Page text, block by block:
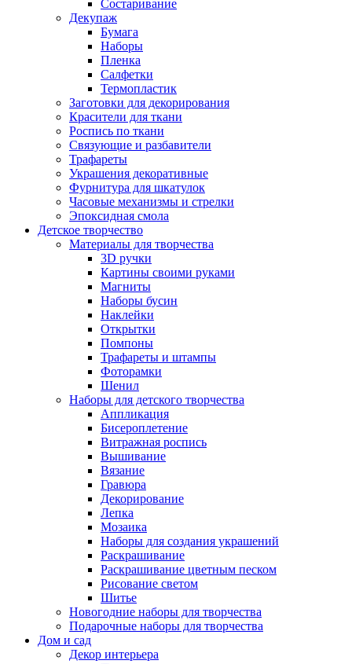
Состаривание
Декупаж
Бумага
Наборы
Пленка
Салфетки
Термопластик
Заготовки для декорирования
Красители для ткани
Роспись по ткани
Связующие и разбавители
Трафареты
Украшения декоративные
Фурнитура для шкатулок
Часовые механизмы и стрелки
Эпоксидная смола
Детское творчество
Материалы для творчества
3D ручки
Картины своими руками
Магниты
Наборы бусин
Наклейки
Открытки
Помпоны
Трафареты и штампы
Фоторамки
Шенил
Наборы для детского творчества
Аппликация
Бисероплетение
Витражная роспись
Вышивание
Вязание
Гравюра
Декорирование
Лепка
Мозаика
Наборы для создания украшений
Раскрашивание
Раскрашивание цветным песком
Рисование светом
Шитье
Новогодние наборы для творчества
Подарочные наборы для творчества
Дом и сад
Декор интерьера